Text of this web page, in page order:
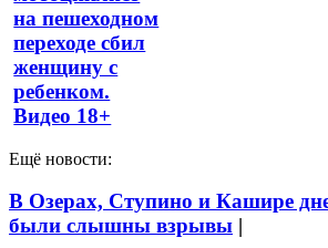
на пешеходном
переходе сбил
женщину с
ребенком.
Видео 18+
Ещё новости:
В Озерах, Ступино и Кашире
были слышны взрывы |